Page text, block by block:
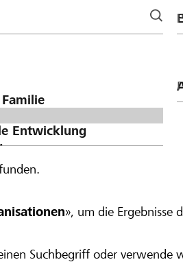
», um die Ergebnisse
Suchbegriff oder verwende